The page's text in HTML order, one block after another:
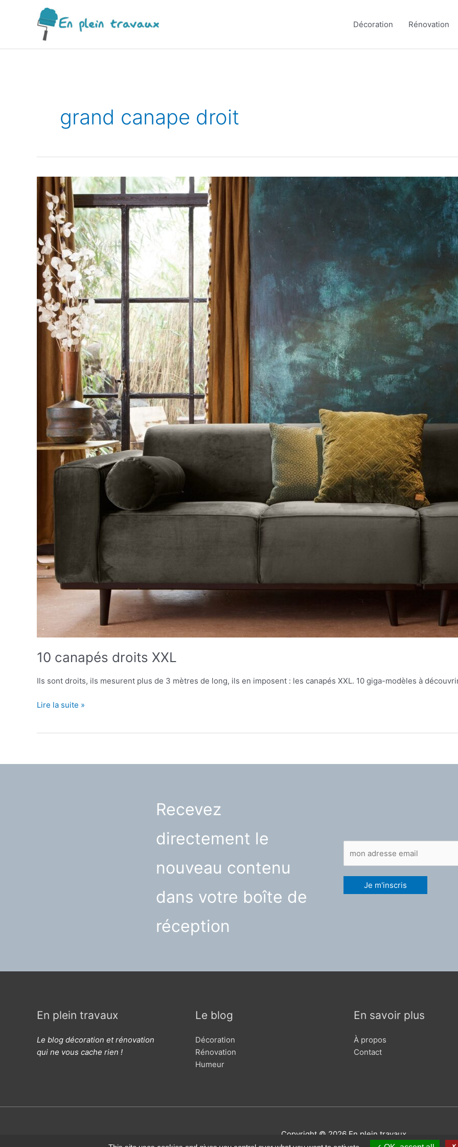
Décoration Rénovation
grand canape droit
10 canapés droits XXL
Ils sont droits, ils mesurent plus de 3 mètres de long, ils en imposent : les canapés XXL. 10 giga-modèles à
10
Lire la suite »
Recevez
directement le
nouveau contenu
dans votre boîte de
réception
En plein travaux
Le blog décoration et rénovation
qui ne vous cache rien !
Le blog
Décoration
Rénovation
Humeur
En savoir plus
À propos
Contact
Copyright © 2026 En plein travaux